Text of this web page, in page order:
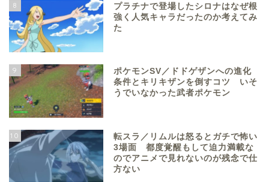
8
プラチナで登場したシロナはなぜ根
強く人気キャラだったのか考えてみ
た
9
ポケモンSV／ドドゲザンへの進化
条件とキリキザンを倒すコツ いそ
うでいなかった武者ポケモン
10
転スラ／リムルは怒るとガチで怖い
3場面 都度覚醒もして迫力満載な
のでアニメで見れないのが残念で仕
方ない